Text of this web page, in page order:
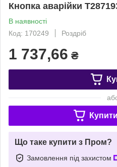
Кнопка аварійки
В наявності
Код: 170249
Роздріб
1 737,66 ₴
Що таке купити з Пром?
Замовлення під захистом